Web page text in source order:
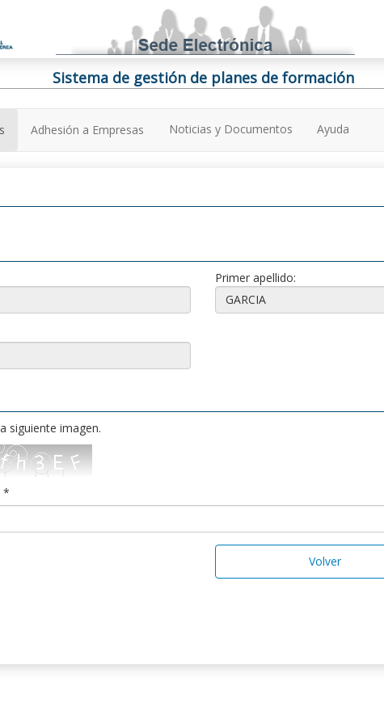
Sistema de gestión de planes de formación
Adhesión a Empresas Noticias y Documentos Ayuda
Primer apellido:
siguiente imagen.
*
Volver